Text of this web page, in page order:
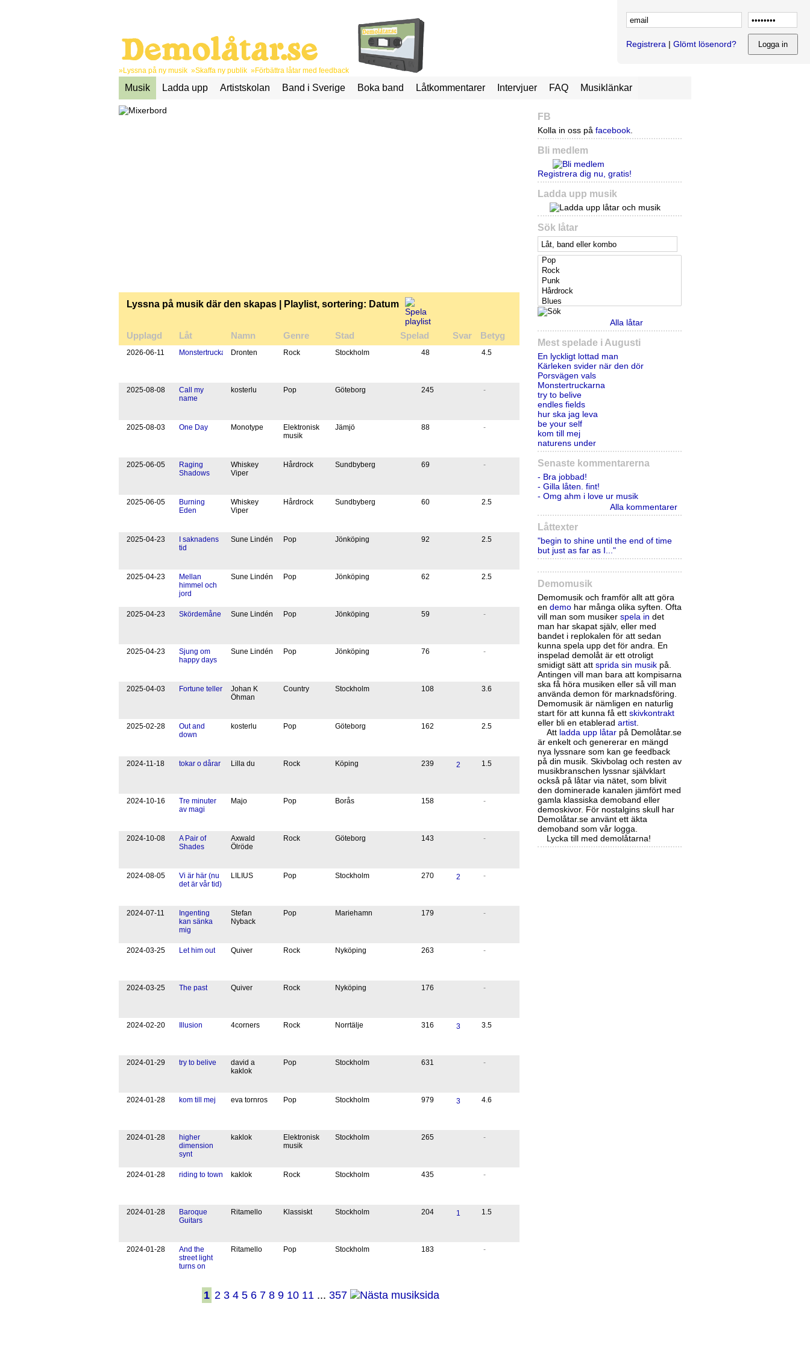
Registrera | Glömt lösenord?
»Lyssna på ny musik »Skaffa ny publik »Förbättra låtar med feedback
Musik Ladda upp Artistskolan Band i Sverige Boka band Låtkommentarer Intervjuer FAQ Musiklänkar
Lyssna på musik där den skapas | Playlist, sortering: Datum
Upplagd Låt Namn Genre Stad Spelad Svar Betyg
2026-06-11 MonstertruckarnaDronten Rock Stockholm 48 4.5
2025-08-08
Call my
name
kosterlu Pop Göteborg 245 -
2025-08-03 One Day Monotype
Elektronisk
musik
Jämjö 88 -
2025-06-05
Raging
Shadows
Whiskey
Viper
Hårdrock Sundbyberg 69 -
2025-06-05
Burning
Eden
Whiskey
Viper
Hårdrock Sundbyberg 60 2.5
2025-04-23
I saknadens
tid
Sune Lindén Pop Jönköping 92 2.5
2025-04-23
Mellan
himmel och
jord
Sune Lindén Pop Jönköping 62 2.5
2025-04-23 Skördemåne Sune Lindén Pop Jönköping 59 -
2025-04-23
Sjung om
happy days
Sune Lindén Pop Jönköping 76 -
2025-04-03 Fortune teller
Johan K
Öhman
Country Stockholm 108 3.6
2025-02-28
Out and
down
kosterlu Pop Göteborg 162 2.5
2024-11-18 tokar o dårar Lilla du Rock Köping 239 2 1.5
2024-10-16
Tre minuter
av magi
Majo Pop Borås 158 -
2024-10-08
A Pair of
Shades
Axwald
Ölröde
Rock Göteborg 143 -
2024-08-05
Vi är här (nu
det är vår tid)
LILIUS Pop Stockholm 270 2 -
2024-07-11
Ingenting
kan sänka
mig
Stefan
Nyback
Pop Mariehamn 179 -
2024-03-25 Let him out Quiver Rock Nyköping 263 -
2024-03-25 The past Quiver Rock Nyköping 176 -
2024-02-20 Illusion 4corners Rock Norrtälje 316 3 3.5
2024-01-29 try to belive
david a
kaklok
Pop Stockholm 631 -
2024-01-28 kom till mej eva tornros Pop Stockholm 979 3 4.6
2024-01-28
higher
dimension
synt
kaklok
Elektronisk
musik
Stockholm 265 -
2024-01-28 riding to town kaklok Rock Stockholm 435 -
2024-01-28
Baroque
Guitars
Ritamello Klassiskt Stockholm 204 1 1.5
2024-01-28
And the
street light
turns on
Ritamello Pop Stockholm 183 -
1 2 3 4 5 6 7 8 9 10 11 ... 357
FB
Kolla in oss på facebook.
Bli medlem
Registrera dig nu, gratis!
Ladda upp musik
Sök låtar
Alla låtar
Mest spelade i Augusti
En lyckligt lottad man
Kärleken svider när den dör
Porsvägen vals
Monstertruckarna
try to belive
endles fields
hur ska jag leva
be your self
kom till mej
naturens under
Senaste kommentarerna
- Bra jobbad!
- Gilla låten. fint!
- Omg ahm i love ur musik
Alla kommentarer
Låttexter
"begin to shine until the end of time
but just as far as I..."
Demomusik
Demomusik och framför allt att göra
en demohar många olika syften. Ofta
vill man som musiker spela in det
man har skapat själv, eller med
bandet i replokalen för att sedan
kunna spela upp det för andra. En
inspelad demolåt är ett otroligt
smidigt sätt att sprida sin musikpå.
Antingen vill man bara att kompisarna
ska få höra musiken eller så vill man
använda demon för marknadsföring.
Demomusik är nämligen en naturlig
start för att kunna få ett skivkontrakt
eller bli en etablerad artist.
Att ladda upp låtarpå Demolåtar.se
är enkelt och genererar en mängd
nya lyssnare som kan ge feedback
på din musik. Skivbolag och resten av
musikbranschen lyssnar självklart
också på låtar via nätet, som blivit
den dominerade kanalen jämfört med
gamla klassiska demoband eller
demoskivor. För nostalgins skull har
Demolåtar.se använt ett äkta
demoband som vår logga.
Lycka till med demolåtarna!